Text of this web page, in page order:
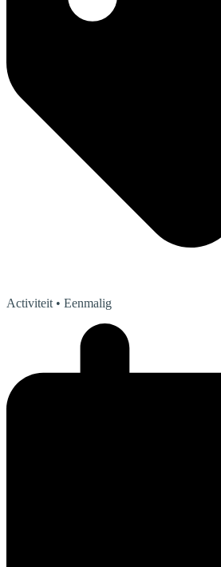
Activiteit • Eenmalig